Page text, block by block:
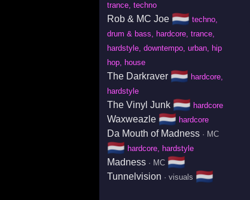
trance, techno
Rob & MC Joe 🇳🇱 techno,
drum & bass, hardcore, trance,
hardstyle, downtempo, urban, hip
hop, house
The Darkraver 🇳🇱 hardcore,
hardstyle
The Vinyl Junk 🇳🇱 hardcore
Waxweazle 🇳🇱 hardcore
Da Mouth of Madness· MC
🇳🇱 hardcore, hardstyle
Madness· MC 🇳🇱
Tunnelvision · visuals 🇳🇱